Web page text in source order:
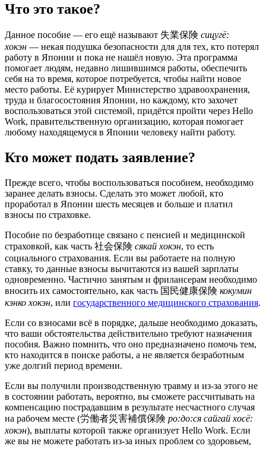
Что это такое?
Данное пособие — его ещё называют 失業保険 сицугё:
хокэн — некая подушка безопасности для для тех, кто потерял
работу в Японии и пока не нашёл новую. Эта программа
помогает людям, недавно лишившимся работы, обеспечить
себя на то время, которое потребуется, чтобы найти новое
место работы. Её курирует Министерство здравоохранения,
труда и благосостояния Японии, но каждому, кто захочет
воспользоваться этой системой, придётся пройти через Hello
Work, правительственную организацию, которая помогает
любому находящемуся в Японии человеку найти работу.
Кто может подать заявление?
Прежде всего, чтобы воспользоваться пособием, необходимо
заранее делать взносы. Сделать это может любой, кто
проработал в Японии шесть месяцев и больше и платил
взносы по страховке.
Пособие по безработице связано с пенсией и медицинской
страховкой, как часть 社会保険 сякай хокэн, то есть
социального страхования. Если вы работаете на полную
ставку, то данные взносы вычитаются из вашей зарплаты
одновременно. Частично занятым и фрилансерам необходимо
вносить их самостоятельно, как часть 国民健康保険 кокумин
кэнко хокэн, или государственного медицинского страхования.
Если со взносами всё в порядке, дальше необходимо доказать,
что ваши обстоятельства действительно требуют назначения
пособия. Важно помнить, что оно предназначено помочь тем,
кто находится в поиске работы, а не является безработным
уже долгий период времени.
Если вы получили производственную травму и из-за этого не
в состоянии работать, вероятно, вы сможете рассчитывать на
компенсацию пострадавшим в результате несчастного случая
на рабочем месте (労働者災害補償保険 ро:до:ся сайгай хосё:
хокэн), выплаты которой также организует Hello Work. Если
же вы не можете работать из-за иных проблем со здоровьем,